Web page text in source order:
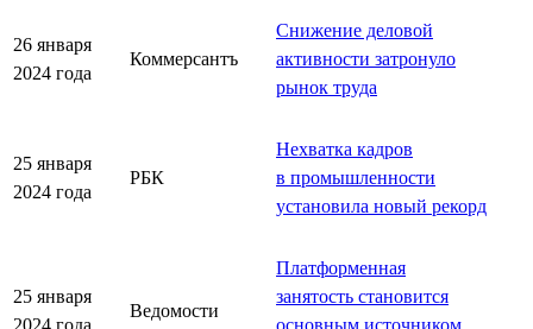
26 января
2024 года
Коммерсантъ
Снижение деловой
активности затронуло
рынок труда
25 января
2024 года
РБК
Нехватка кадров
в промышленности
установила новый рекорд
25 января
2024 года
Ведомости
Платформенная
занятость становится
основным источником